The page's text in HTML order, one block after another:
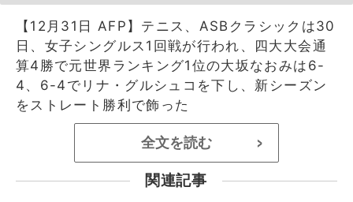
【12月31日 AFP】テニス、ASBクラシックは30
日、女子シングルス1回戦が行われ、四大大会通
算4勝で元世界ランキング1位の大坂なおみは6-
4、6-4でリナ・グルシュコを下し、新シーズン
をストレート勝利で飾った
全文を読む >
関連記事